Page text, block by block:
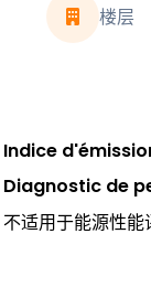
楼层
Indice
Diagnostic de
不适用于能源性能